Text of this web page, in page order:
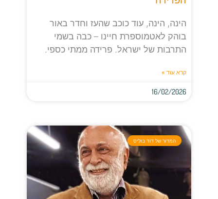
הינה, הינה, עוד כוכב שהעז וחדר באור
בוהק לאטמוספרת חיינו – כבה בשמי
התרבות של ישראל. פרידה ממתי כספי.
קרא עוד »
16/02/2026
המדור של דוד בוליס